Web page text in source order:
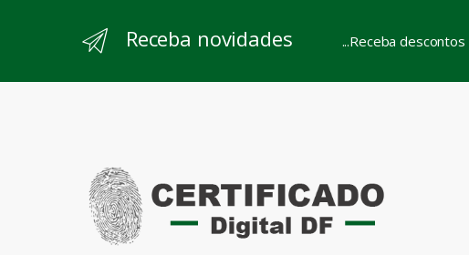
Receba novidades ...Receba descontos